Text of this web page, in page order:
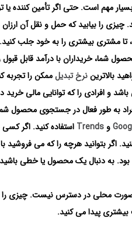
مهم است. حتی اگر تأمین کننده یا
را بیابید که حمل و نقل آن
تا مشتری بیشتری را به خود جلب کنید.
شما، خریداران با درآمد قابل
بالاتریننرخ تبدیلممکن را تجربه
و افرادی را که توانایی مالی خرید
به طور فعال در جستجوی محصول
و Trends استفاده کنید. اگر
اگر بتوانید هرچه را که می
به دنبال یک محصول یا خطی
محلی در دسترس نیست. چیزی را
پیدا می کنید.